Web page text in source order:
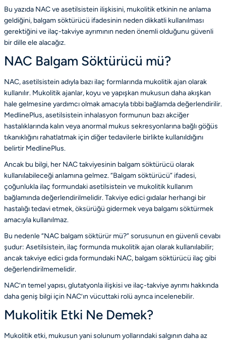
Bu yazıda NAC ve asetilsistein ilişkisini, mukolitik etkinin ne anlama
geldiğini, balgam söktürücü ifadesinin neden dikkatli kullanılması
gerektiğini ve ilaç-takviye ayrımının neden önemli olduğunu güvenli
bir dille ele alacağız.
NAC Balgam Söktürücü mü?
NAC, asetilsistein adıyla bazı ilaç formlarında mukolitik ajan olarak
kullanılır. Mukolitik ajanlar, koyu ve yapışkan mukusun daha akışkan
hale gelmesine yardımcı olmak amacıyla tıbbi bağlamda değerlendirilir.
MedlinePlus, asetilsistein inhalasyon formunun bazı akciğer
hastalıklarında kalın veya anormal mukus sekresyonlarına bağlı göğüs
tıkanıklığını rahatlatmak için diğer tedavilerle birlikte kullanıldığını
belirtir MedlinePlus.
Ancak bu bilgi, her NAC takviyesinin balgam söktürücü olarak
kullanılabileceği anlamına gelmez. “Balgam söktürücü” ifadesi,
çoğunlukla ilaç formundaki asetilsistein ve mukolitik kullanım
bağlamında değerlendirilmelidir. Takviye edici gıdalar herhangi bir
hastalığı tedavi etmek, öksürüğü gidermek veya balgamı söktürmek
amacıyla kullanılmaz.
Bu nedenle “NAC balgam söktürür mü?” sorusunun en güvenli cevabı
şudur: Asetilsistein, ilaç formunda mukolitik ajan olarak kullanılabilir;
ancak takviye edici gıda formundaki NAC, balgam söktürücü ilaç gibi
değerlendirilmemelidir.
NAC’ın temel yapısı, glutatyonla ilişkisi ve ilaç-takviye ayrımı hakkında
daha geniş bilgi için NAC’ın vücuttaki rolü ayrıca incelenebilir.
Mukolitik Etki Ne Demek?
Mukolitik etki, mukusun yani solunum yollarındaki salgının daha az